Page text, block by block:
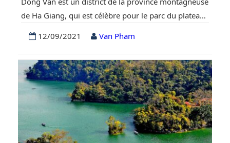
de Ha Giang, qui est célèbre pour le parc du plateau
karstique, beaucoup de gens imaginent facilement
un paysage stérile avec seulement des rochers et des
montagnes. Au contraire, cette terre nourrit de
nombreuses fleurs magnifiques, colorées et…
12/09/2021 Van Pham